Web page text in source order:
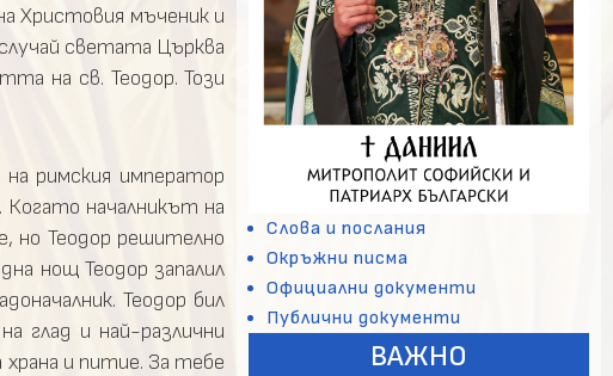
Христовия мъченик и
светата Църква
на св. Теодор. Този
на римския император
Когато началникът на
но Теодор решително
нощ Теодор запалил
Теодор бил
глад и най-различни
храна и питие. За тебе
Слова и послания
Окръжни писма
Официални документи
Публични документи
ВАЖНО